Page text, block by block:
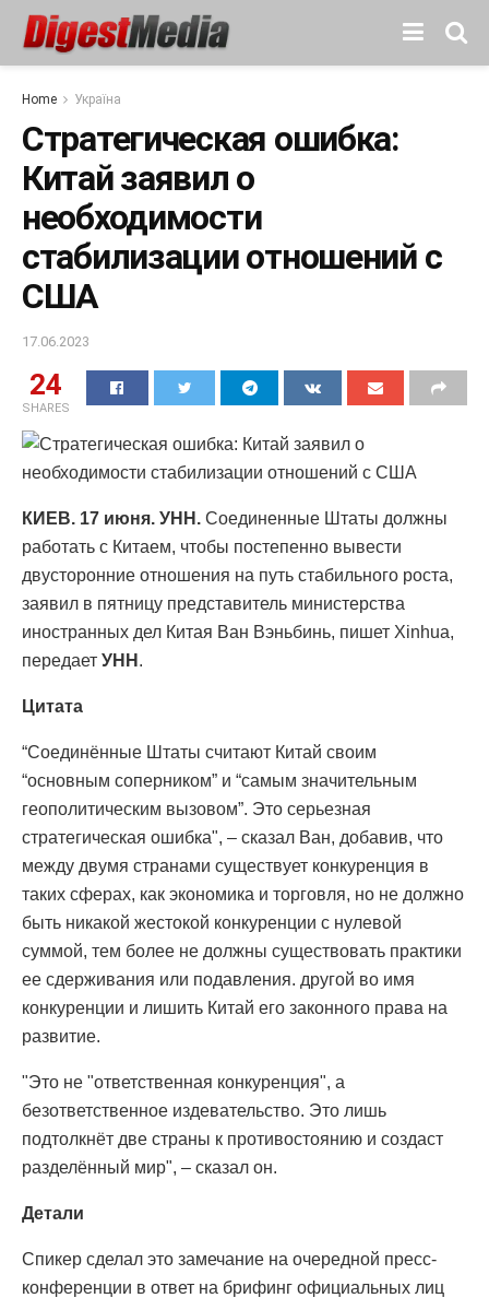
Home Україна
Стратегическая ошибка:
Китай заявил о
необходимости
стабилизации отношений с
США
17.06.2023
24
SHARES
КИЕВ. 17 июня. УНН. Соединенные Штаты должны
работать с Китаем, чтобы постепенно вывести
двусторонние отношения на путь стабильного роста,
заявил в пятницу представитель министерства
иностранных дел Китая Ван Вэньбинь, пишет Xinhua,
передает УНН .
Цитата
“Соединённые Штаты считают Китай своим
“основным соперником” и “самым значительным
геополитическим вызовом”. Это серьезная
стратегическая ошибка", – сказал Ван, добавив, что
между двумя странами существует конкуренция в
таких сферах, как экономика и торговля, но не должно
быть никакой жестокой конкуренции с нулевой
суммой, тем более не должны существовать практики
ее сдерживания или подавления. другой во имя
конкуренции и лишить Китай его законного права на
развитие.
"Это не "ответственная конкуренция", а
безответственное издевательство. Это лишь
подтолкнёт две страны к противостоянию и создаст
разделённый мир", – сказал он.
Детали
Спикер сделал это замечание на очередной пресс-
конференции в ответ на брифинг официальных лиц